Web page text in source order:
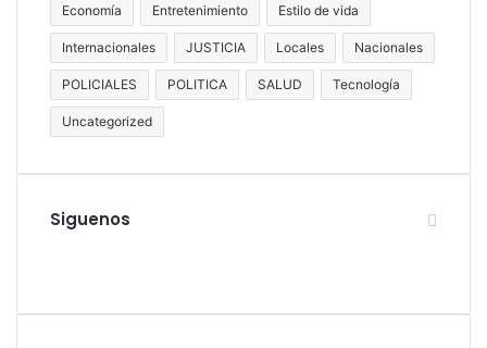
Economía Entretenimiento Estilo de vida
Internacionales JUSTICIA Locales Nacionales
POLICIALES POLITICA SALUD Tecnología
Uncategorized
Siguenos